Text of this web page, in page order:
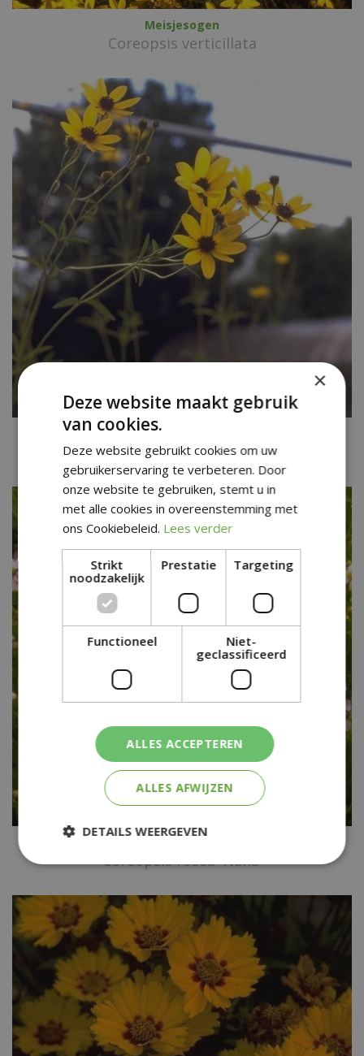
Meisjesogen
Coreopsis verticillata
Meisjesogen
Coreopsis tripteris
Coreopsis rosea 'Nana'
×
Deze website maakt gebruik
van cookies.
Deze website gebruikt cookies om uw
gebruikerservaring te verbeteren. Door
onze website te gebruiken, stemt u in
met alle cookies in overeenstemming met
ons Cookiebeleid. Lees verder
Strikt
noodzakelijk
Prestatie Targeting
Functioneel
Niet-
geclassificeerd
ALLES ACCEPTEREN
ALLES AFWIJZEN
DETAILS WEERGEVEN